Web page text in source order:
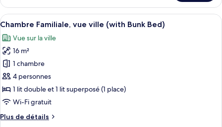
ville
le
type
de
Chambre
Triple,
vue
ville
Afficher
toutes
les
photos
pour
ce
type
de
chambre :
Chambre
Une chambre d’hôtel moderne
7
Chambre Familiale, vue ville (with Bunk Bed)
Vue sur la ville
16 m²
1 chambre
4 personnes
1 lit double et 1 lit superposé (1 place)
Wi-Fi gratuit
Plus de détails
Plus